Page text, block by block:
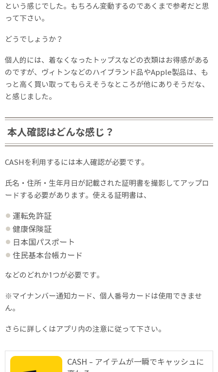
という感じでした。もちろん変動するのであくまで参考だと思
って下さい。
どうでしょうか？
個人的には、着なくなったトップスなどの衣類はお得感がある
のですが、ヴィトンなどのハイブランド品やApple製品は、も
っと高く買い取ってもらえそうなところが他にありそうだな、
と感じました。
本人確認はどんな感じ？
CASHを利用するには本人確認が必要です。
氏名・住所・生年月日が記載された証明書を撮影してアップロ
ードする必要があります。使える証明書は、
運転免許証
健康保険証
日本国パスポート
住民基本台帳カード
などのどれか1つが必要です。
※マイナンバー通知カード、個人番号カードは使用できませ
ん。
さらに詳しくはアプリ内の注意に従って下さい。
CASH - アイテムが一瞬でキャッシュに